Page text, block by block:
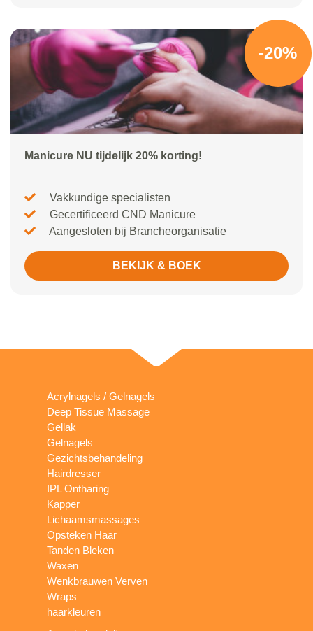
-20%
Manicure NU tijdelijk 20% korting!
Vakkundige specialisten
Gecertificeerd CND Manicure
Aangesloten bij Brancheorganisatie
BEKIJK & BOEK
Acrylnagels / Gelnagels
Deep Tissue Massage
Gellak
Gelnagels
Gezichtsbehandeling
Hairdresser
IPL Ontharing
Kapper
Lichaamsmassages
Opsteken Haar
Tanden Bleken
Waxen
Wenkbrauwen Verven
Wraps
haarkleuren